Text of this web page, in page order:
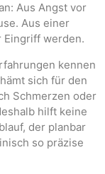
Aus Angst vor
Aus einer
Eingriff werden.
kennen
sich für den
Schmerzen oder
hilft keine
der planbar
so präzise